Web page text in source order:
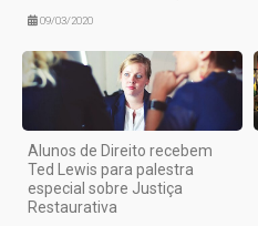
09/03/2020
Alunos de Direito recebem
Ted Lewis para palestra
especial sobre Justiça
Restaurativa